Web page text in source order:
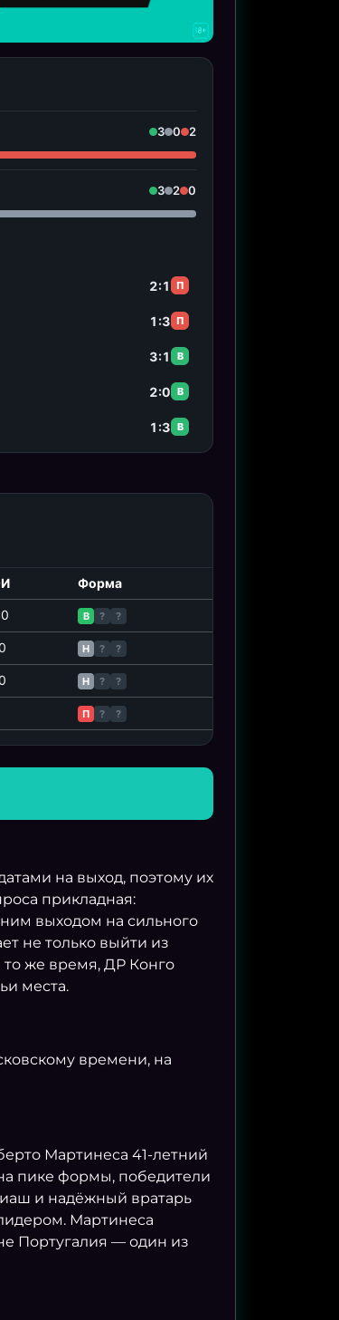
3 0 2
3 2 0
2:1 П
1:3 П
3:1 В
2:0 В
1:3 В
Форма
В ? ?
Н ? ?
Н ? ?
П ? ?
на выход, поэтому их
прикладная:
выходом на сильного
не только выйти из
то же время, ДР Конго
места.
времени, на
Мартинеса 41-летний
пике формы, победители
и надёжный вратарь
Мартинеса
Португалия — один из